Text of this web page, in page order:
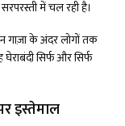
में चल रही है।
गाज़ा के अंदर लोगों तक
सिर्फ और सिर्फ
इस्तेमाल